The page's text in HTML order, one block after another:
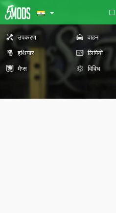
उपकरण वाहन
हथियार
लिपियों
मैप्स
विविध